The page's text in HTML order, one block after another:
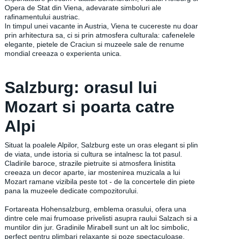
Opera de Stat din Viena, adevarate simboluri ale
rafinamentului austriac.
In timpul unei vacante in Austria, Viena te cucereste nu doar
prin arhitectura sa, ci si prin atmosfera culturala: cafenelele
elegante, pietele de Craciun si muzeele sale de renume
mondial creeaza o experienta unica.
Salzburg: orasul lui
Mozart si poarta catre
Alpi
Situat la poalele Alpilor, Salzburg este un oras elegant si plin
de viata, unde istoria si cultura se intalnesc la tot pasul.
Cladirile baroce, strazile pietruite si atmosfera linistita
creeaza un decor aparte, iar mostenirea muzicala a lui
Mozart ramane vizibila peste tot - de la concertele din piete
pana la muzeele dedicate compozitorului.
Fortareata Hohensalzburg, emblema orasului, ofera una
dintre cele mai frumoase privelisti asupra raului Salzach si a
muntilor din jur. Gradinile Mirabell sunt un alt loc simbolic,
perfect pentru plimbari relaxante si poze spectaculoase.